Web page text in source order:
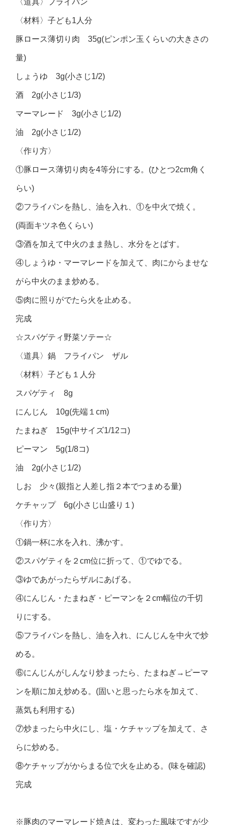
〈道具〉フライパン
〈材料〉子ども1人分
豚ロース薄切り肉 35g(ピンポン玉くらいの大きさの
量)
しょうゆ 3g(小さじ1/2)
酒 2g(小さじ1/3)
マーマレード 3g(小さじ1/2)
油 2g(小さじ1/2)
〈作り方〉
①豚ロース薄切り肉を4等分にする。(ひとつ2cm角く
らい)
②フライパンを熱し、油を入れ、①を中火で焼く。
(両面キツネ色くらい)
③酒を加えて中火のまま熱し、水分をとばす。
④しょうゆ・マーマレードを加えて、肉にからませな
がら中火のまま炒める。
⑤肉に照りがでたら火を止める。
完成
☆スパゲティ野菜ソテー☆
〈道具〉鍋 フライパン ザル
〈材料〉子ども１人分
スパゲティ 8g
にんじん 10g(先端１cm)
たまねぎ 15g(中サイズ1/12コ)
ピーマン 5g(1/8コ)
油 2g(小さじ1/2)
しお 少々(親指と人差し指２本でつまめる量)
ケチャップ 6g(小さじ山盛り１)
〈作り方〉
①鍋一杯に水を入れ、沸かす。
②スパゲティを２cm位に折って、①でゆでる。
③ゆであがったらザルにあげる。
④にんじん・たまねぎ・ピーマンを２cm幅位の千切
りにする。
⑤フライパンを熱し、油を入れ、にんじんを中火で炒
める。
⑥にんじんがしんなり炒まったら、たまねぎ→ピーマ
ンを順に加え炒める。(固いと思ったら水を加えて、
蒸気も利用する)
⑦炒まったら中火にし、塩・ケチャップを加えて、さ
らに炒める。
⑧ケチャップがからまる位で火を止める。(味を確認)
完成
※豚肉のマーマレード焼きは、変わった風味ですが少